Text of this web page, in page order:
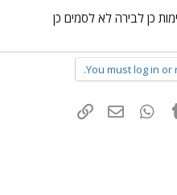
כן לבירה לא לסמים כן
You must log in or
Tumblr
WhatsAppדואר אלקטרוני